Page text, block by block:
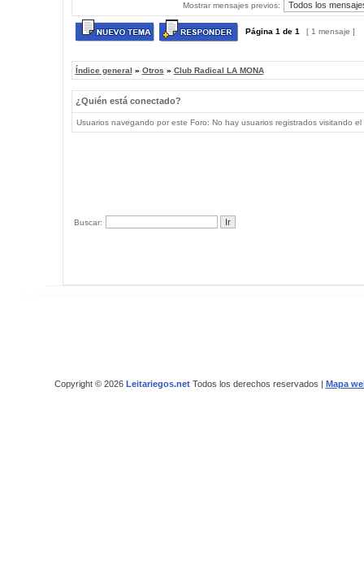
Mostrar mensajes previos:
Página 1 de 1 [ 1 mensaje ]
Índice general » Otros » Club Radical LA MONA
¿Quién está conectado?
Usuarios navegando por este Foro: No hay usuarios registrados visitando
Buscar:
Copyright © 2026 Leitariegos.netTodos los derechos reservados | Mapa